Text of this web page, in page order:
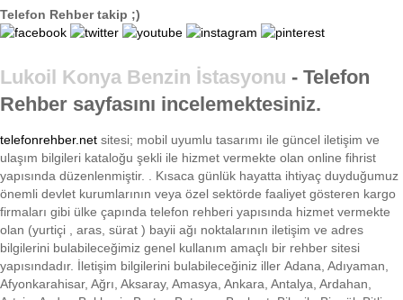
Telefon Rehber takip ;)
Lukoil Konya Benzin İstasyonu - Telefon
Rehber sayfasını incelemektesiniz.
telefonrehber.net sitesi; mobil uyumlu tasarımı ile güncel iletişim ve
ulaşım bilgileri kataloğu şekli ile hizmet vermekte olan online fihrist
yapısında düzenlenmiştir. . Kısaca günlük hayatta ihtiyaç duyduğumuz
önemli devlet kurumlarının veya özel sektörde faaliyet gösteren kargo
firmaları gibi ülke çapında telefon rehberi yapısında hizmet vermekte
olan (yurtiçi , aras, sürat ) bayii ağı noktalarının iletişim ve adres
bilgilerini bulabileceğimiz genel kullanım amaçlı bir rehber sitesi
yapısındadır. İletişim bilgilerini bulabileceğiniz iller Adana, Adıyaman,
Afyonkarahisar, Ağrı, Aksaray, Amasya, Ankara, Antalya, Ardahan,